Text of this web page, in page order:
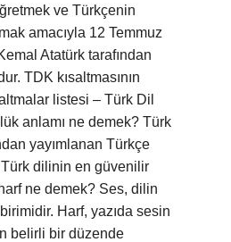
ve Türkçenin
amacıyla 12 Temmuz
Atatürk tarafından
TDK kısaltmasının
listesi – Türk Dil
anlamı ne demek? Türk
yayımlanan Türkçe
dilinin en güvenilir
ne demek? Ses, dilin
Harf, yazıda sesin
belirli bir düzende